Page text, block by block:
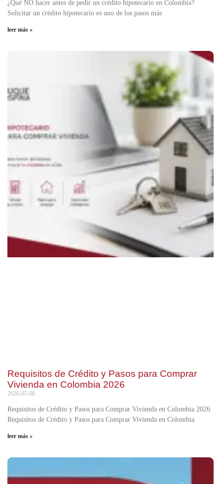
¿Qué NO hacer antes de pedir un crédito hipotecario en Colombia?
Solicitar un crédito hipotecario es uno de los pasos más
leer más »
Requisitos de Crédito y Pasos para Comprar
Vivienda en Colombia 2026
2026-05-06
Requisitos de Crédito y Pasos para Comprar Vivienda en Colombia 2026
Requisitos de Crédito y Pasos para Comprar Vivienda en Colombia
leer más »